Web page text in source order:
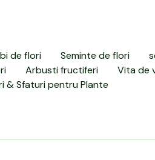
de flori Seminte de flori
Arbusti fructiferi Vita de
& Sfaturi pentru Plante